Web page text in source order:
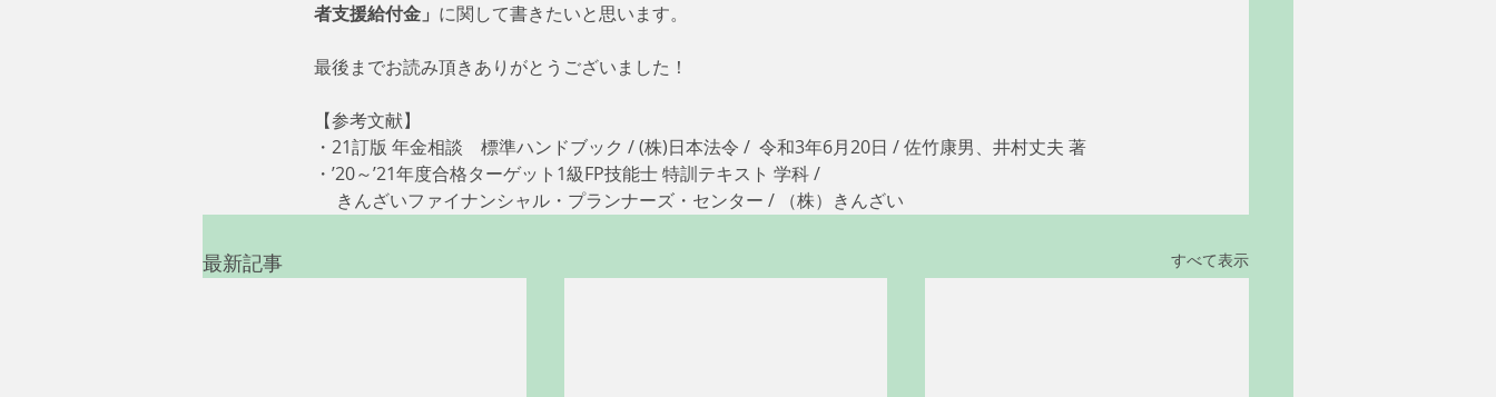
者支援給付金」 に関して書きたいと思います。
最後までお読み頂きありがとうございました！
【参考文献】
・21訂版 年金相談　標準ハンドブック / (株)日本法令 /  令和3年6月20日 / 佐竹康男、井村丈夫 著
・’20～’21年度合格ターゲット1級FP技能士 特訓テキスト 学科 /
     きんざいファイナンシャル・プランナーズ・センター / （株）きんざい
最新記事 すべて表示